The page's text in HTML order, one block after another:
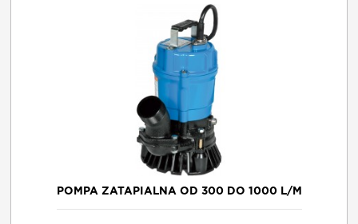
FRANCZYZA
POMPA ZATAPIALNA OD 300 DO 1000 L/M